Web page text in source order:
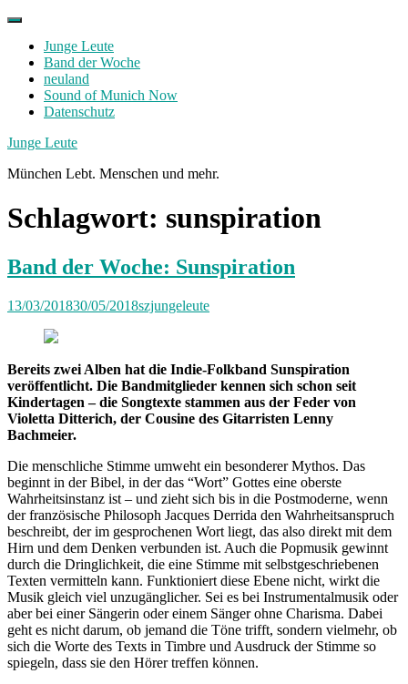
Skip
contentJunge Leute
Band der Woche
neuland
Sound of Munich Now
Datenschutz
Facebook
Twitter
Instagram
Junge Leute
München Lebt. Menschen und mehr.
Schlagwort: sunspiration
Band der Woche: Sunspiration
13/03/201830/05/2018szjungeleute
Bereits zwei Alben hat die Indie-Folkband Sunspiration
veröffentlicht. Die Bandmitglieder kennen sich schon seit
Kindertagen – die Songtexte stammen aus der Feder von
Violetta Ditterich, der Cousine des Gitarristen Lenny
Bachmeier.
Die menschliche Stimme umweht ein besonderer Mythos. Das
beginnt in der Bibel, in der das “Wort” Gottes eine oberste
Wahrheitsinstanz ist – und zieht sich bis in die Postmoderne, wenn
der französische Philosoph Jacques Derrida den Wahrheitsanspruch
beschreibt, der im gesprochenen Wort liegt, das also direkt mit dem
Hirn und dem Denken verbunden ist. Auch die Popmusik gewinnt
durch die Dringlichkeit, die eine Stimme mit selbstgeschriebenen
Texten vermitteln kann. Funktioniert diese Ebene nicht, wirkt die
Musik gleich viel unzugänglicher. Sei es bei Instrumentalmusik oder
aber bei einer Sängerin oder einem Sänger ohne Charisma. Dabei
geht es nicht darum, ob jemand die Töne trifft, sondern vielmehr, ob
sich die Worte des Texts in Timbre und Ausdruck der Stimme so
spiegeln, dass sie den Hörer treffen können.